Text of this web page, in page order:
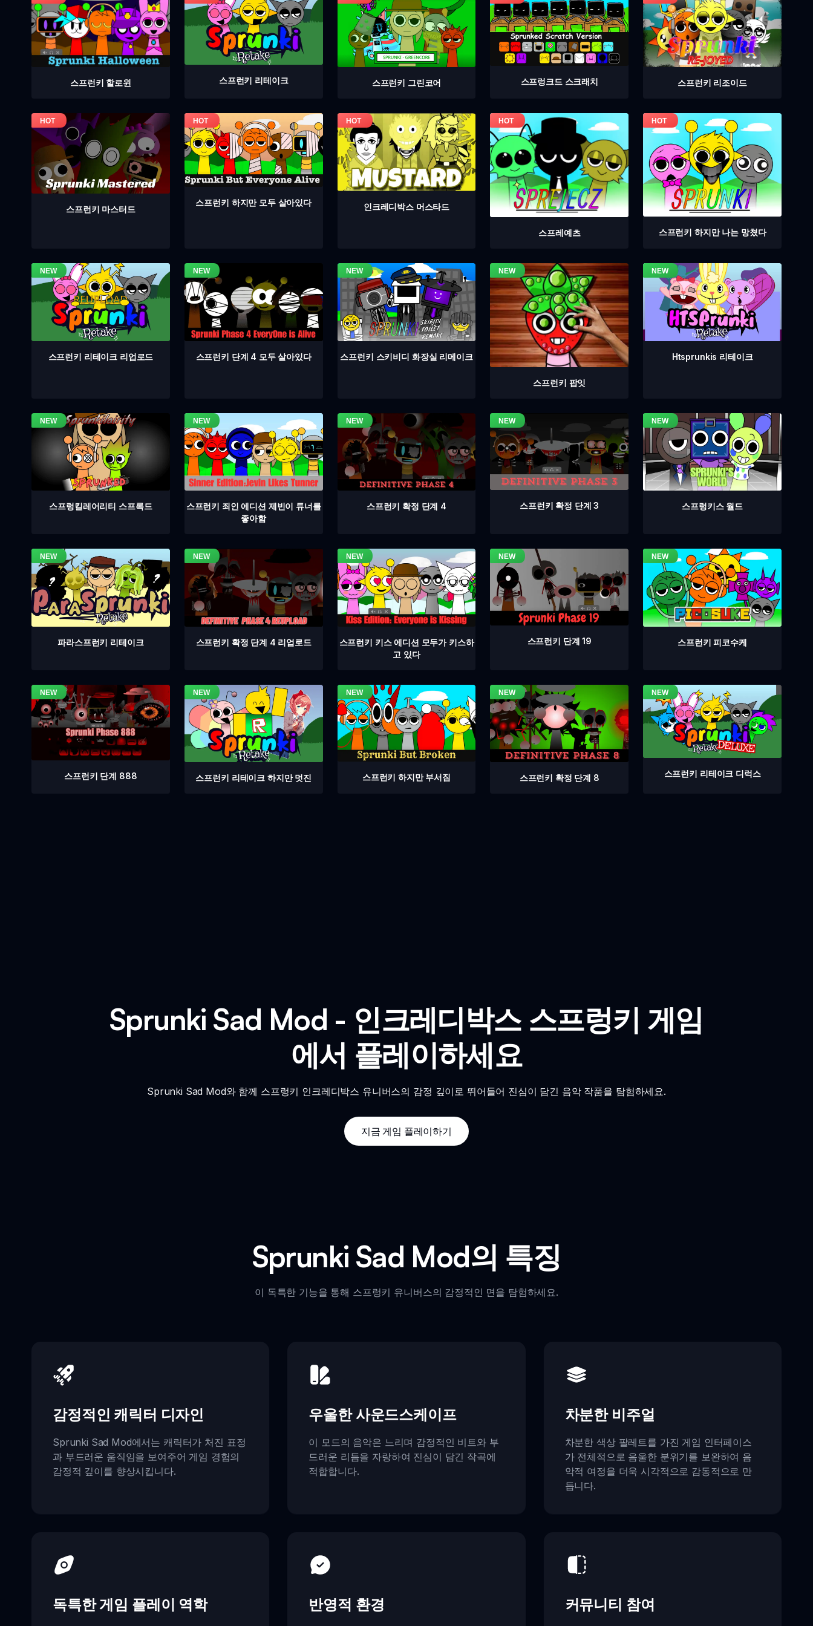
스프런키 할로윈 스프런키 리테이크 스프런키 그린코어 스프렁크드 스크래치 스프런키 리조이드
스프런키 마스터드
스프런키 하지만 모두 살아있다 인크레디박스 머스타드
스프레예츠 스프런키 하지만 나는 망쳤다
스프런키 리테이크 리업로드 스프런키 단계 4 모두 살아있다 스프런키 스키비디 화장실 리메이크
스프런키 팝잇
Htsprunkis 리테이크
스프렁킬레어리티 스프록드
스프런키 죄인 에디션 제빈이 튜너를
좋아함
스프런키 확정 단계 4 스프런키 확정 단계 3 스프렁키스 월드
파라스프런키 리테이크 스프런키 확정 단계 4 리업로드
스프런키 키스 에디션 모두가 키스하
고 있다
스프런키 단계 19 스프런키 피코수케
스프런키 단계 888 스프런키 리테이크 하지만 멋진 스프런키 하지만 부서짐 스프런키 확정 단계 8 스프런키 리테이크 디럭스
Sprunki Sad Mod - 인크레디박스 스프렁키 게임
에서 플레이하세요
Sprunki Sad Mod와 함께 스프렁키 인크레디박스 유니버스의 감정 깊이로 뛰어들어 진심이 담긴 음악 작품을 탐험하세요.
지금 게임 플레이하기
Sprunki Sad Mod의 특징
이 독특한 기능을 통해 스프렁키 유니버스의 감정적인 면을 탐험하세요.
감정적인 캐릭터 디자인
Sprunki Sad Mod에서는 캐릭터가 처진 표정
과 부드러운 움직임을 보여주어 게임 경험의
감정적 깊이를 향상시킵니다.
우울한 사운드스케이프
이 모드의 음악은 느리며 감정적인 비트와 부
드러운 리듬을 자랑하여 진심이 담긴 작곡에
적합합니다.
차분한 비주얼
차분한 색상 팔레트를 가진 게임 인터페이스
가 전체적으로 음울한 분위기를 보완하여 음
악적 여정을 더욱 시각적으로 감동적으로 만
듭니다.
독특한 게임 플레이 역학 반영적 환경 커뮤니티 참여